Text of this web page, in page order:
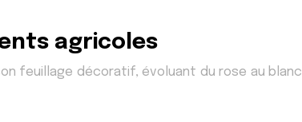
agricoles
feuillage décoratif, évoluant du rose au blanc